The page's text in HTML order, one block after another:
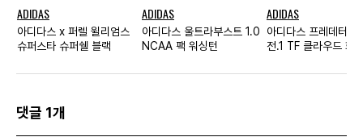
ADIDAS
아디다스 x 퍼렐 윌리엄스
슈퍼스타 슈퍼쉘 블랙
ADIDAS
아디다스 울트라부스트 1.0
NCAA 팩 워싱턴
ADIDAS
아디다스 프레데터 프
전.1 TF 클라우드 화
댓글 1개